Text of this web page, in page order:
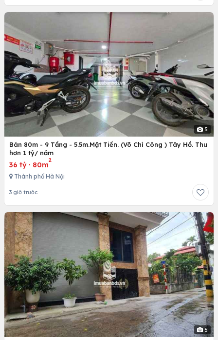
5
Bán 80m - 9 Tầng - 5.5m.Mặt Tiền. (Võ Chí Công ) Tây Hồ. Thu
hơn 1 tỷ/ năm
36 tỷ · 80m
2
Thành phố Hà Nội
3 giờ trước
5